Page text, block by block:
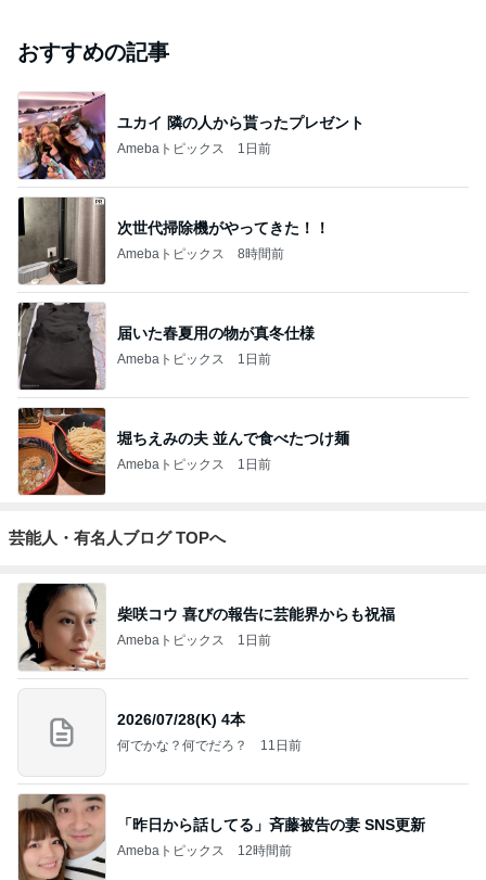
おすすめの記事
ユカイ 隣の人から貰ったプレゼント
Amebaトピックス 1日前
次世代掃除機がやってきた！！
Amebaトピックス 8時間前
届いた春夏用の物が真冬仕様
Amebaトピックス 1日前
堀ちえみの夫 並んで食べたつけ麺
Amebaトピックス 1日前
芸能人・有名人ブログ TOPへ
柴咲コウ 喜びの報告に芸能界からも祝福
Amebaトピックス 1日前
2026/07/28(K) 4本
何でかな？何でだろ？ 11日前
「昨日から話してる」斉藤被告の妻 SNS更新
Amebaトピックス 12時間前